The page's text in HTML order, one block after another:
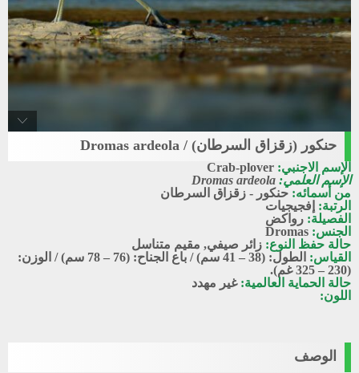
حنكور (زقزاق السرطان) / Dromas ardeola
الإسم الاجنبي: Crab-plover
الإسم العلمي: Dromas ardeola
من أسمائه: حنكور - زقزاق السرطان
الرتبة: إفجيجيات
الفصيلة: رواكض
الجنس: Dromas
حالة حفظ النوع: زائر صيفي, مقيم متناسل
القياس:
الطول: (38 – 41 سم) / باع الجناح: (76 – 78 سم) / الوزن:
(230 – 325 غم).
حالة الحماية العالمية:غير مهدد
اللون:
الوصف